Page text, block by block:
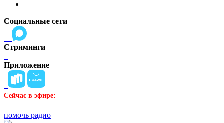
Социальные сети
Стриминги
Приложение
Сейчас в эфире:
помочь радио